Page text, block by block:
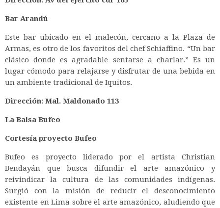
Bar Arandú
Este bar ubicado en el malecón, cercano a la Plaza de
Armas, es otro de los favoritos del chef Schiaffino. “Un bar
clásico donde es agradable sentarse a charlar.” Es un
lugar cómodo para relajarse y disfrutar de una bebida en
un ambiente tradicional de Iquitos.
Dirección: Mal. Maldonado 113
La Balsa Bufeo
Cortesía proyecto Bufeo
Bufeo es proyecto liderado por el artista Christian
Bendayán que busca difundir el arte amazónico y
reivindicar la cultura de las comunidades indígenas.
Surgió con la misión de reducir el desconocimiento
existente en Lima sobre el arte amazónico, aludiendo que